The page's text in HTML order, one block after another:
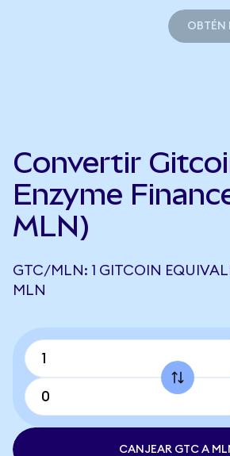
OBTÉN
Convertir
Enzyme
MLN)
GTC/MLN: 1 GITCOIN
MLN
CANJEAR GTC A